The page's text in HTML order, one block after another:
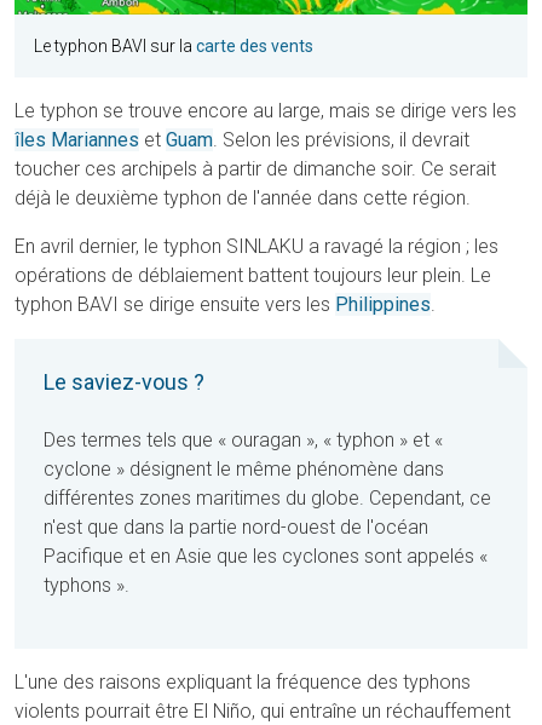
Le typhon BAVI sur la carte des vents
Le typhon se trouve encore au large, mais se dirige vers les
îles Mariannes et Guam. Selon les prévisions, il devrait
toucher ces archipels à partir de dimanche soir. Ce serait
déjà le deuxième typhon de l'année dans cette région.
En avril dernier, le typhon SINLAKU a ravagé la région ; les
opérations de déblaiement battent toujours leur plein. Le
typhon BAVI se dirige ensuite vers les Philippines.
Le saviez-vous ?
Des termes tels que « ouragan », « typhon » et «
cyclone » désignent le même phénomène dans
différentes zones maritimes du globe. Cependant, ce
n'est que dans la partie nord-ouest de l'océan
Pacifique et en Asie que les cyclones sont appelés «
typhons ».
L'une des raisons expliquant la fréquence des typhons
violents pourrait être El Niño, qui entraîne un réchauffement